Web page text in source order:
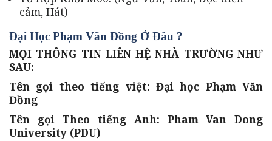
cảm, Hát)
Đại Học Phạm Văn Đồng Ở Đâu ?
MỌI THÔNG TIN LIÊN HỆ NHÀ TRƯỜNG NHƯ
SAU:
Tên gọi theo tiếng việt: Đại học Phạm Văn
Đồng
Tên gọi Theo tiếng Anh: Pham Van Dong
University (PDU)